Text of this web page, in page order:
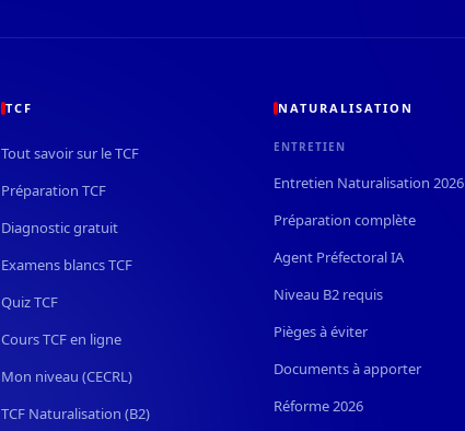
TCF
Tout savoir sur le TCF
Préparation TCF
Diagnostic gratuit
Examens blancs TCF
Quiz TCF
Cours TCF en ligne
Mon niveau (CECRL)
TCF Naturalisation (B2)
NATURALISATION
ENTRETIEN
Entretien Naturalisation 2026
Préparation complète
Agent Préfectoral IA
Niveau B2 requis
Pièges à éviter
Documents à apporter
Réforme 2026